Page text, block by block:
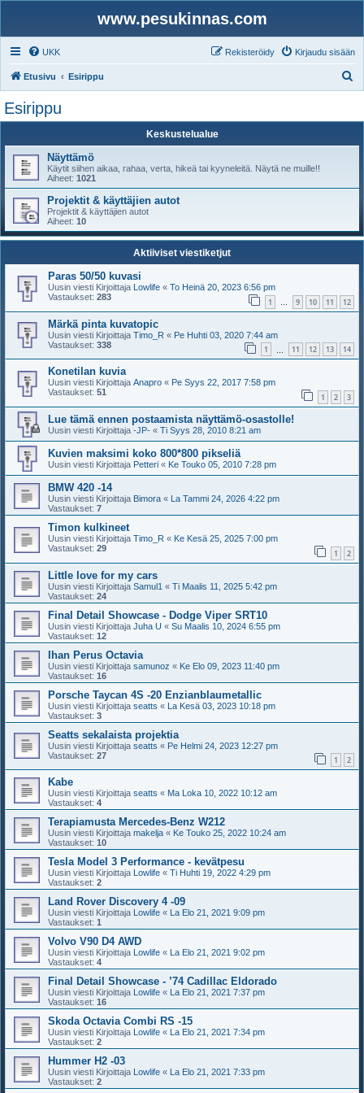
www.pesukinnas.com
UKK Kirjaudu sisään
Rekisteröidy
Etusivu Esirippu
Esirippu
Keskustelualue
Näyttämö
Käytit siihen aikaa, rahaa, verta, hikeä tai kyyneleitä. Näytä ne muille!!
Aiheet: 1021
Projektit & käyttäjien autot
Projektit & käyttäjien autot
Aiheet: 10
Aktiiviset viestiketjut
Paras 50/50 kuvasi
Uusin viesti Kirjoittaja Lowlife « To Heinä 20, 2023 6:56 pm
Vastaukset: 283 1 … 9 10 11 12
Märkä pinta kuvatopic
Uusin viesti Kirjoittaja Timo_R « Pe Huhti 03, 2020 7:44 am
Vastaukset: 338 1 11 12 13 14
Konetilan kuvia
Uusin viesti Kirjoittaja Anapro « Pe Syys 22, 2017 7:58 pm
Vastaukset: 51 1 2 3
Lue tämä ennen postaamista näyttämö-osastolle!
Uusin viesti Kirjoittaja -JP- « Ti Syys 28, 2010 8:21 am
Kuvien maksimi koko 800*800 pikseliä
Uusin viesti Kirjoittaja Petteri « Ke Touko 05, 2010 7:28 pm
BMW 420 -14
Uusin viesti Kirjoittaja Bimora « La Tammi 24, 2026 4:22 pm
Vastaukset: 7
Timon kulkineet
Uusin viesti Kirjoittaja Timo_R « Ke Kesä 25, 2025 7:00 pm
Vastaukset: 29 1 2
Little love for my cars
Uusin viesti Kirjoittaja Samul1 « Ti Maalis 11, 2025 5:42 pm
Vastaukset: 24
Final Detail Showcase - Dodge Viper SRT10
Uusin viesti Kirjoittaja Juha U « Su Maalis 10, 2024 6:55 pm
Vastaukset: 12
Ihan Perus Octavia
Uusin viesti Kirjoittaja samunoz « Ke Elo 09, 2023 11:40 pm
Vastaukset: 16
Porsche Taycan 4S -20 Enzianblaumetallic
Uusin viesti Kirjoittaja seatts « La Kesä 03, 2023 10:18 pm
Vastaukset: 3
Seatts sekalaista projektia
Uusin viesti Kirjoittaja seatts « Pe Helmi 24, 2023 12:27 pm
Vastaukset: 27 1 2
Kabe
Uusin viesti Kirjoittaja seatts « Ma Loka 10, 2022 10:12 am
Vastaukset: 4
Terapiamusta Mercedes-Benz W212
Uusin viesti Kirjoittaja makelja « Ke Touko 25, 2022 10:24 am
Vastaukset: 10
Tesla Model 3 Performance - kevätpesu
Uusin viesti Kirjoittaja Lowlife « Ti Huhti 19, 2022 4:29 pm
Vastaukset: 2
Land Rover Discovery 4 -09
Uusin viesti Kirjoittaja Lowlife «
La Elo 21, 2021 9:09 pm
Vastaukset: 1
Volvo V90 D4 AWD
Uusin viesti Kirjoittaja Lowlife «
La Elo 21, 2021 9:02 pm
Vastaukset: 4
Final Detail Showcase - ’74 Cadillac Eldorado
Uusin viesti Kirjoittaja Lowlife «
La Elo 21, 2021 7:37 pm
Vastaukset: 16
Skoda Octavia Combi RS -15
Uusin viesti Kirjoittaja Lowlife «
La Elo 21, 2021 7:34 pm
Vastaukset: 2
Hummer H2 -03
Uusin viesti Kirjoittaja Lowlife «
La Elo 21, 2021 7:33 pm
Vastaukset: 2